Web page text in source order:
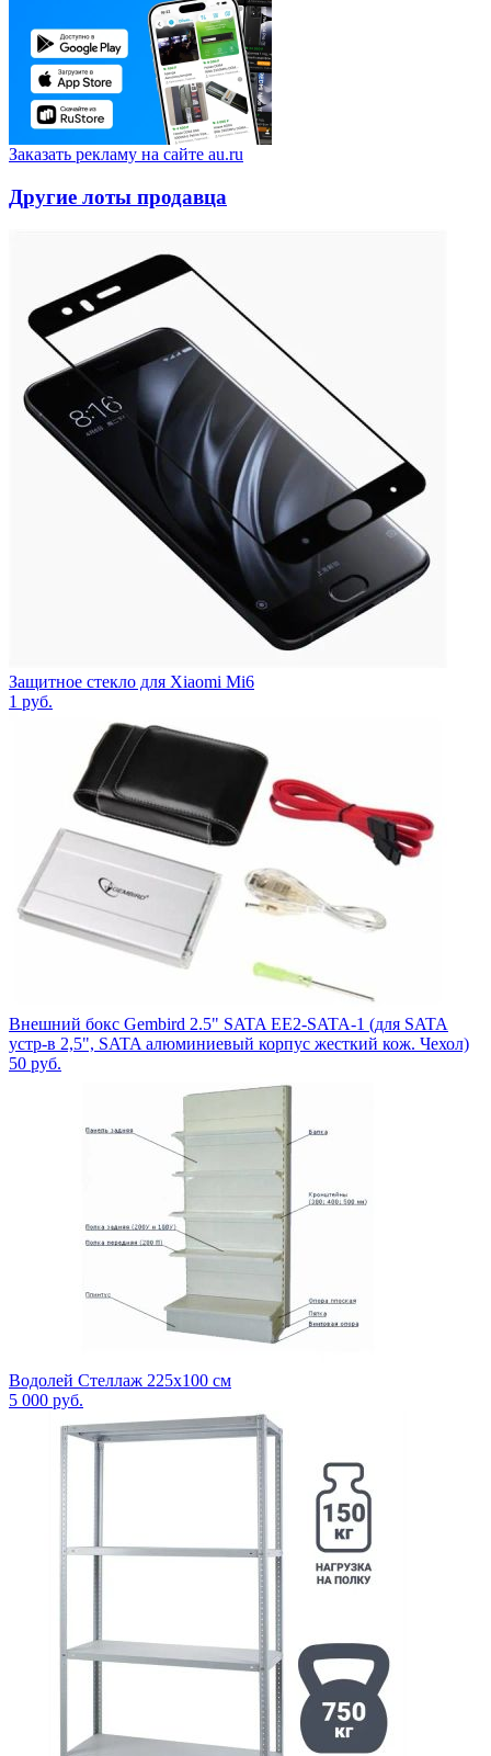
Заказать рекламу на сайте au.ru
Другие лоты продавца
Защитное стекло для Xiaomi Mi6
1 руб.
Внешний бокс Gembird 2.5" SATA EE2-SATA-1 (для SATA
устр-в 2,5", SATA алюминиевый корпус жесткий кож. Чехол)
50 руб.
Водолей Стеллаж 225х100 см
5 000 руб.